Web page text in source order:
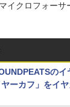
イクロフォー
の
ヤーカフ」をイ